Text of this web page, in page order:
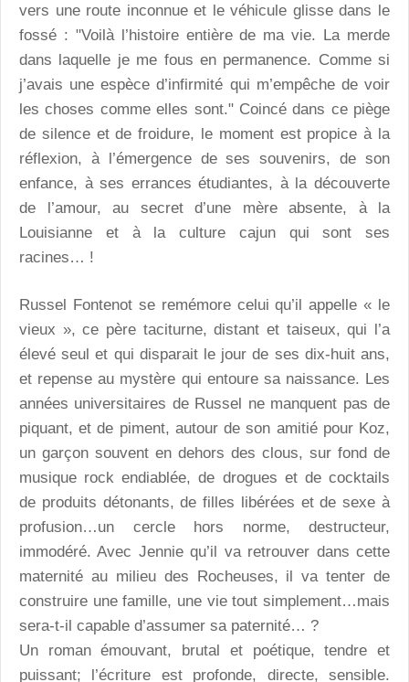
vers une route inconnue et le véhicule glisse dans le
fossé : "Voilà l’histoire entière de ma vie. La merde
dans laquelle je me fous en permanence. Comme si
j’avais une espèce d’infirmité qui m’empêche de voir
les choses comme elles sont." Coincé dans ce piège
de silence et de froidure, le moment est propice à la
réflexion, à l’émergence de ses souvenirs, de son
enfance, à ses errances étudiantes, à la découverte
de l’amour, au secret d’une mère absente, à la
Louisianne et à la culture cajun qui sont ses
racines… !
Russel Fontenot se remémore celui qu’il appelle « le
vieux », ce père taciturne, distant et taiseux, qui l’a
élevé seul et qui disparait le jour de ses dix-huit ans,
et repense au mystère qui entoure sa naissance. Les
années universitaires de Russel ne manquent pas de
piquant, et de piment, autour de son amitié pour Koz,
un garçon souvent en dehors des clous, sur fond de
musique rock endiablée, de drogues et de cocktails
de produits détonants, de filles libérées et de sexe à
profusion…un cercle hors norme, destructeur,
immodéré. Avec Jennie qu’il va retrouver dans cette
maternité au milieu des Rocheuses, il va tenter de
construire une famille, une vie tout simplement…mais
sera-t-il capable d’assumer sa paternité… ?
Un roman émouvant, brutal et poétique, tendre et
puissant; l’écriture est profonde, directe, sensible.